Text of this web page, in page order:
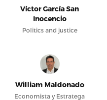
Víctor García San
Inocencio
Politics and justice
William Maldonado
Economista y Estratega